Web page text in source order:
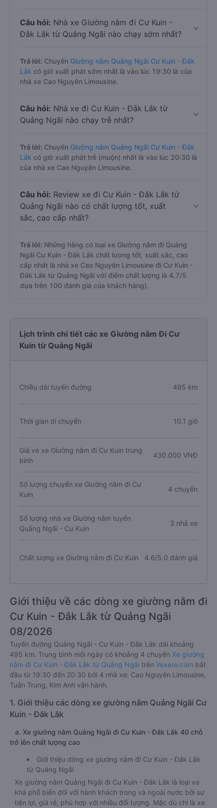
Câu hỏi: Nhà xe Giường nằm đi Cư Kuin -
Đắk Lắk từ Quảng Ngãi nào chạy sớm nhất?
Trả lời: Chuyến Giường nằm Quảng Ngãi Cư Kuin - Đắk
Lắk có giờ xuất phát sớm nhất là vào lúc 19:30 là của
nhà xe Cao Nguyên Limousine.
Câu hỏi: Nhà xe đi Cư Kuin - Đắk Lắk từ
Quảng Ngãi nào chạy trễ nhất?
Trả lời: Chuyến Giường nằm Quảng Ngãi Cư Kuin - Đắk
Lắk có giờ xuất phát trễ (muộn) nhất là vào lúc 20:30 là
của nhà xe Cao Nguyên Limousine.
Câu hỏi: Review xe đi Cư Kuin - Đắk Lắk từ
Quảng Ngãi nào có chất lượng tốt, xuất
sắc, cao cấp nhất?
Trả lời: Những hãng có loại xe Giường nằm đi Quảng
Ngãi Cư Kuin - Đắk Lắk chất lượng tốt, xuất sắc, cao
cấp nhất là nhà xe Cao Nguyên Limousine đi Cư Kuin -
Đắk Lắk từ Quảng Ngãi với điểm chất lượng là 4.7/5
dựa trên 100 đánh giá của khách hàng).
Lịch trình chi tiết các xe Giường nằm Đi Cư
Kuin từ Quảng Ngãi
Chiều dài tuyến đường 495 km
Thời gian di chuyển 10.1 giờ
Giá vé xe Giường nằm đi Cư Kuin trung
bình
430.000 VNĐ
Số lượng chuyến xe Giường nằm đi Cư
Kuin
4 chuyến
Số lượng nhà xe Giường nằm tuyến
Quảng Ngãi - Cư Kuin
3 nhà xe
Chất lượng xe Giường nằm đi Cư Kuin 4.6/5.0 đánh giá
Giới thiệu về các dòng xe giường nằm đi
Cư Kuin - Đắk Lắk từ Quảng Ngãi
08/2026
Tuyến đường Quảng Ngãi - Cư Kuin - Đắk Lắk dài khoảng
495 km. Trung bình mỗi ngày có khoảng 4 chuyến Xe giường
nằm đi Cư Kuin - Đắk Lắk từ Quảng Ngãi trên Vexere.com bắt
đầu từ 19:30 đến 20:30 bởi 4 nhà xe: Cao Nguyên Limousine,
Tuấn Trung, Kim Anh vận hành.
1. Giới thiệu các dòng xe giường nằm Quảng Ngãi Cư
Kuin - Đắk Lắk
a. Xe giường nằm Quảng Ngãi đi Cư Kuin - Đắk Lắk 40 chỗ
trở lên chất lượng cao
Giới thiệu dòng xe giường nằm đi Cư Kuin - Đắk Lắk
từ Quảng Ngãi
Xe giường nằm Quảng Ngãi đi Cư Kuin - Đắk Lắk là loại xe
khá phổ biến đối với hành khách trong và ngoài nước bởi sự
tiện lợi, giá rẻ, phù hợp với nhiều đối tượng. Mặc dù chỉ là xe